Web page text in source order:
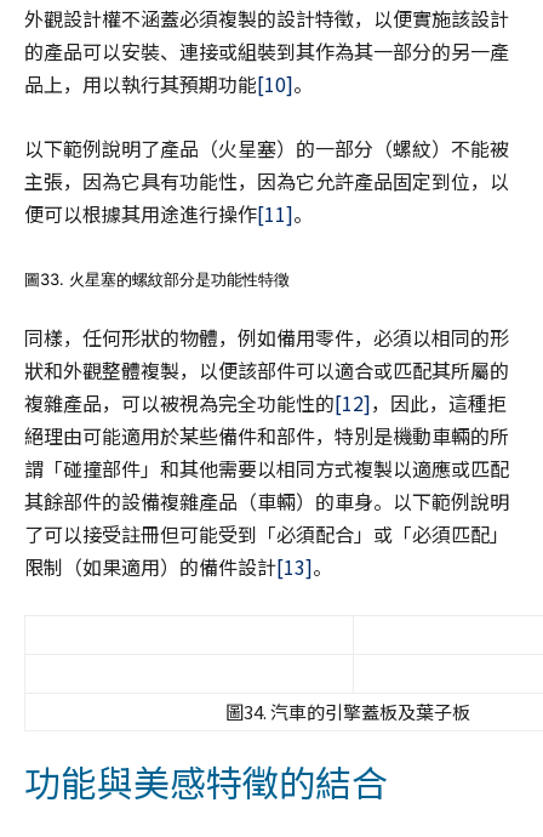
外觀設計權不涵蓋必須複製的設計特徵，以便實施該設計
的產品可以安裝、連接或組裝到其作為其一部分的另一產
品上，用以執行其預期功能[10]。
以下範例說明了產品（火星塞）的一部分（螺紋）不能被
主張，因為它具有功能性，因為它允許產品固定到位，以
便可以根據其用途進行操作[11]。
圖33. 火星塞的螺紋部分是功能性特徵
同樣，任何形狀的物體，例如備用零件，必須以相同的形
狀和外觀整體複製，以便該部件可以適合或匹配其所屬的
複雜產品，可以被視為完全功能性的[12]，因此，這種拒
絕理由可能適用於某些備件和部件，特別是機動車輛的所
謂「碰撞部件」和其他需要以相同方式複製以適應或匹配
其餘部件的設備複雜產品（車輛）的車身。以下範例說明
了可以接受註冊但可能受到「必須配合」或「必須匹配」
限制（如果適用）的備件設計[13]。
圖34. 汽車的引擎蓋板及葉子板
功能與美感特徵的結合